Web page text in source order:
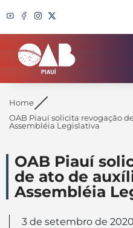
Search
Home
OAB Piauí solicita revogação
Assembléia Legislativa
OAB Piauí
de ato de
Assembléia
3 de setembro de 2020